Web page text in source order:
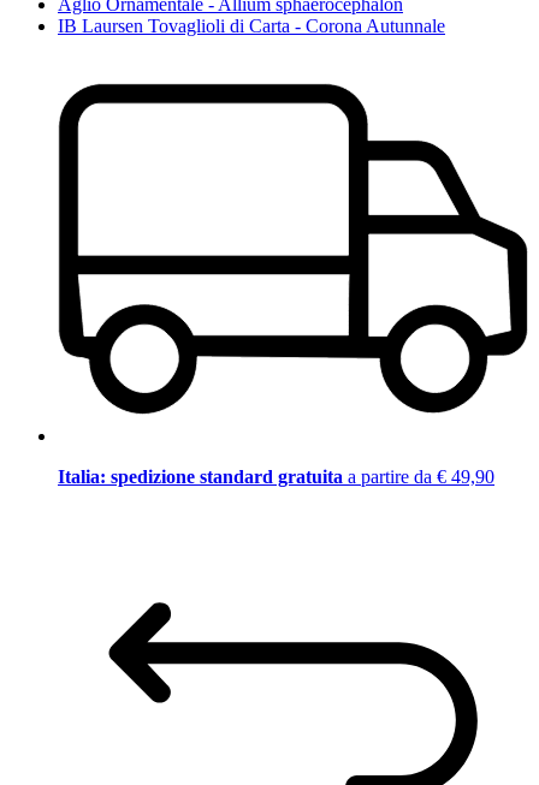
Aglio Ornamentale - Allium sphaerocephalon
IB Laursen Tovaglioli di Carta - Corona Autunnale
Italia: spedizione standard gratuita a partire da € 49,90